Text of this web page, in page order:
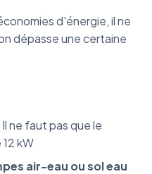
d'énergie, il ne
dépasse une certaine
Il ne faut pas que le
kW
air-eau ou sol eau